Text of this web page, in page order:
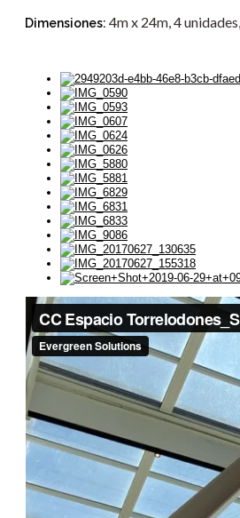
Dimensiones: 4m x 24m, 4